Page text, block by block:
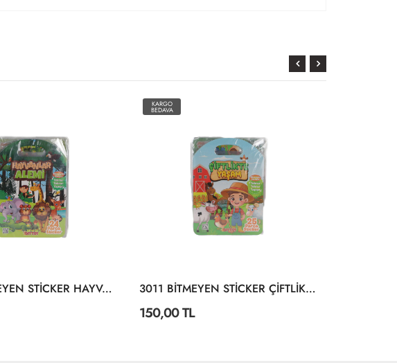
3028 BİTMEYEN STİCKER HAYVANLAR ALEMİ
KARGO
BEDAVA
3011 BİTMEYEN STİCKER ÇİFTLİKTE YAŞAM
150,00 TL